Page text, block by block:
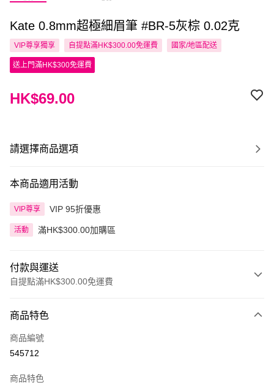
Kate 0.8mm超極細眉筆 #BR-5灰棕 0.02克
VIP尊享獨享 自提點滿HK$300.00免運費 國家/地區配送
送上門滿HK$300免運費
HK$69.00
請選擇商品選項
本商品適用活動
VIP尊享 VIP 95折優惠
活動 滿HK$300.00加購區
付款與運送
自提點滿HK$300.00免運費
信用卡
Apple Pay
商品特色
商品編號
545712
商品特色